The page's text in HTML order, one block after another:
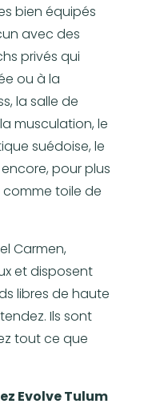
bien équipés
avec des
privés qui
ou à la
la salle de
musculation, le
suédoise, le
pour plus
comme toile de
Carmen,
et disposent
libres de haute
Ils sont
tout ce que
Evolve Tulum